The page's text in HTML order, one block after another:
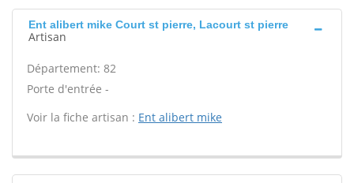
Ent alibert mike Court st pierre, Lacourt st pierre
Artisan
Département: 82
Porte d'entrée -
Voir la fiche artisan : Ent alibert mike